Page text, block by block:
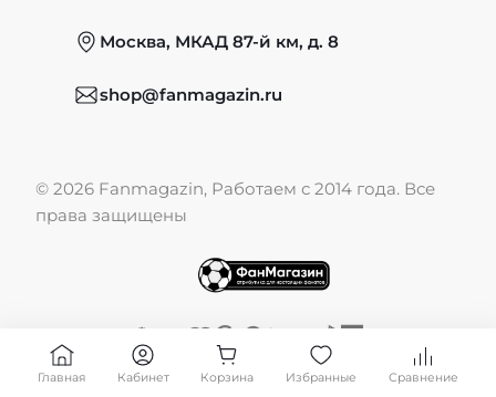
Обмен и возврат
Публичная оферта
Москва, МКАД 87-й км, д. 8
shop@fanmagazin.ru
© 2026 Fanmagazin, Работаем с 2014 года. Все
права защищены
Главная Кабинет Корзина Избранные Сравнение